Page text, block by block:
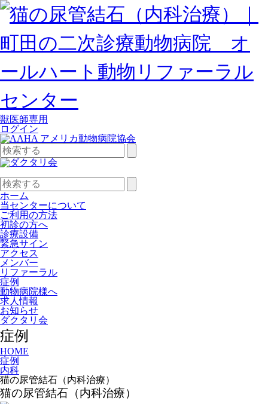
獣医師専用
ログイン
検
索:
検
索:
ホーム
当センターについて
ご利用の方法
初診の方へ
診療設備
緊急サイン
アクセス
メンバー
リファーラル
症例
動物病院様へ
求人情報
お知らせ
ダクタリ会
症例
HOME
症例
内科
猫の尿管結石（内科治療）
猫の尿管結石（内科治療）